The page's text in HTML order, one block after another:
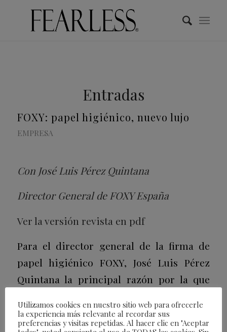
Entradas
FOXY: papel higiénico, nuevo lujo
EMPRESA
Con José Luis Pérez Quintana
Director General de FOXY España
Ver la versión revista en pdf
Para el director general de la firma de
papel higiénico FOXY, José Luis Pérez
Quintana la principal razón por la que
los comienzos del confinamiento se debe
Utilizamos cookies en nuestro sitio web para ofrecerle
la experiencia más relevante al recordar sus
preferencias y visitas repetidas. Al hacer clic en "Aceptar